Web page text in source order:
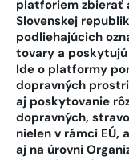
platforiem zbierať
Slovenskej
podliehajúcich
tovary a
Ide o platformy
dopravných
aj poskytovanie
dopravných,
nielen v rámci EÚ,
aj na úrovni